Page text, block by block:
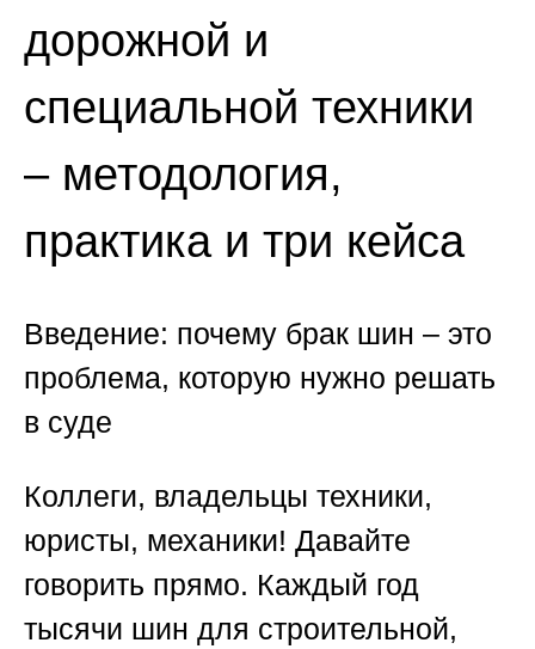
дорожной и
специальной техники
– методология,
практика и три кейса
Введение: почему брак шин – это
проблема, которую нужно решать
в суде
Коллеги, владельцы техники,
юристы, механики! Давайте
говорить прямо. Каждый год
тысячи шин для строительной,